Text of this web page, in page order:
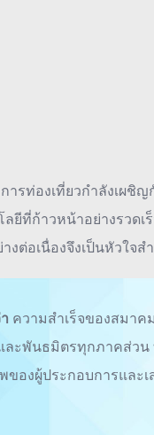
ารท่องเที่ยวกำลังเผชิ
ลยีที่ก้าวหน้าอย่างรวด
งต่อเนื่องจึงเป็นหัวใจ
ความสำเร็จของสมา
ละพันธมิตรทุกภาคส่วน
ของผู้ประกอบการและ